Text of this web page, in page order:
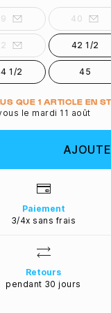
40
42 1/2
1/2 45
QUE 1 ARTICLE EN
le mardi 11 août
Paiement
3/4x sans frais
Retours
pendant 30 jours